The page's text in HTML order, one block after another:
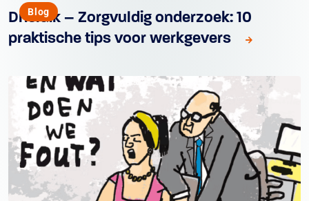
Blog
Drieluik – Zorgvuldig onderzoek: 10
praktische tips voor werkgevers